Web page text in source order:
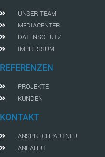
UNSER TEAM
MEDIACENTER
DATENSCHUTZ
IMPRESSUM
REFERENZEN
PROJEKTE
KUNDEN
KONTAKT
ANSPRECHPARTNER
ANFAHRT